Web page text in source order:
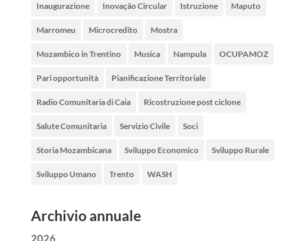
Inaugurazione Inovação Circular Istruzione Maputo
Marromeu Microcredito Mostra
Mozambico in Trentino Musica Nampula OCUPAMOZ
Pari opportunità Pianificazione Territoriale
Radio Comunitaria di Caia Ricostruzione post ciclone
Salute Comunitaria Servizio Civile Soci
Storia Mozambicana Sviluppo Economico Sviluppo Rurale
Sviluppo Umano Trento WASH
Archivio annuale
2026